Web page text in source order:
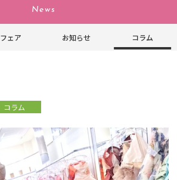
News
フェア お知らせ コラム
コラム